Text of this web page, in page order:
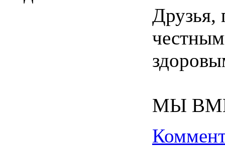
Друзья,
МЫ